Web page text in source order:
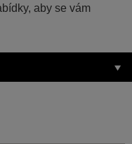
aby se vám